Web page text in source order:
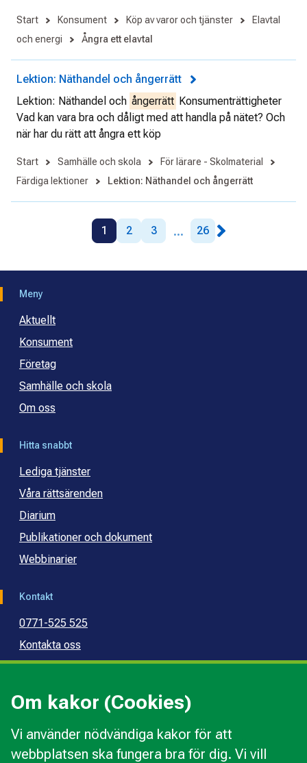
Om kakor (Cookies)
Vi använder nödvändiga kakor för att
webbplatsen ska fungera bra för dig. Vi vill
Start Konsument Köp av varor och tjänster
Elavtal
och energi
Ångra ett elavtal
Lektion: Näthandel och ångerrätt
Lektion: Näthandel och ångerrätt Konsumenträttigheter
Vad kan vara bra och dåligt med att handla på nätet? Och
när har du rätt att ångra ett köp
Start Samhälle och skola
För lärare - Skolmaterial
Färdiga lektioner
Lektion: Näthandel och ångerrätt
1 2 3 ... 26
Meny
Aktuellt
Konsument
Företag
Samhälle och skola
Om oss
Hitta snabbt
Lediga tjänster
Våra rättsärenden
Diarium
Publikationer och dokument
Webbinarier
Kontakt
0771-525 525
Kontakta oss
Press
Kommunal budget- och skuldrådgivning